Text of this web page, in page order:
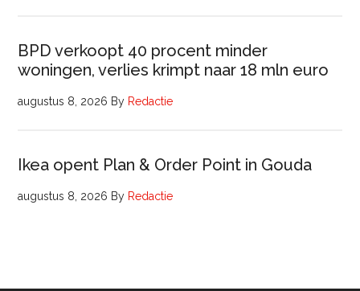
BPD verkoopt 40 procent minder
woningen, verlies krimpt naar 18 mln euro
augustus 8, 2026 By Redactie
Ikea opent Plan & Order Point in Gouda
augustus 8, 2026 By Redactie